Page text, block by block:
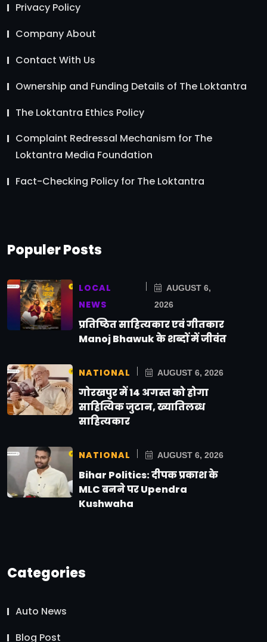
Privacy Policy
Company About
Contact With Us
Ownership and Funding Details of The Loktantra
The Loktantra Ethics Policy
Complaint Redressal Mechanism for The
Loktantra Media Foundation
Fact-Checking Policy for The Loktantra
Populer Posts
LOCAL
NEWS
AUGUST 6,
2026
प्रतिष्ठित साहित्यकार एवं गीतकार
Manoj Bhawuk के शब्दों में जीवंत
NATIONAL AUGUST 6, 2026
गोरखपुर में 14 अगस्त को होगा
साहित्यिक जुटान, ख्यातिलब्ध
साहित्यकार
NATIONAL AUGUST 6, 2026
Bihar Politics: दीपक प्रकाश के
MLC बनने पर Upendra
Kushwaha
Categories
Auto News
Blog Post